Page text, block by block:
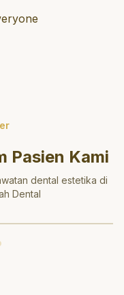
Pasien Kami
dental estetika di
Dental